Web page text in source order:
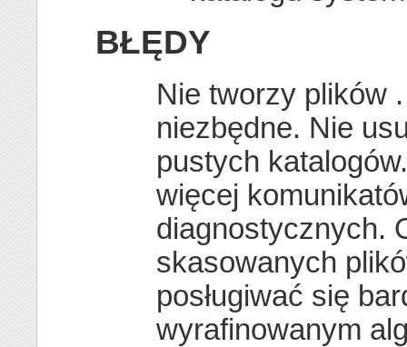
BŁĘDY
Nie tworzy plików
niezbędne. Nie
pustych
więcej
diagnostycznych.
skasowanych
posługiwać się
wyrafinowanym